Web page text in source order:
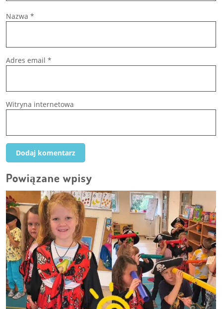
Nazwa *
Adres email *
Witryna internetowa
Powiązane wpisy